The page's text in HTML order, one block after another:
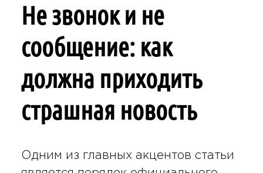
Не звонок и не
сообщение: как
должна приходить
страшная новость
Одним из главных акцентов статьи